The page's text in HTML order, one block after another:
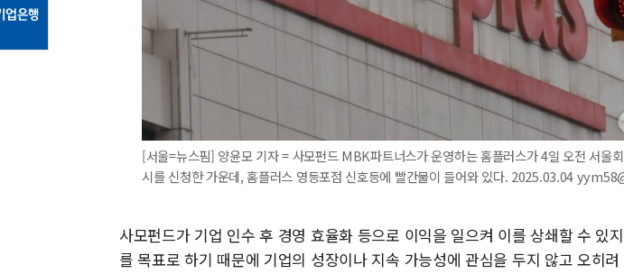
[서울=뉴스핌] 양윤모 기자 = 사모펀드 MBK파트너스가 운영하는 홈플러스가 4일 오전 서울
시를 신청한 가운데, 홈플러스 영등포점 신호등에 빨간불이 들어와 있다. 2025.03.04
사모펀드가 기업 인수 후 경영 효율화 등으로 이익을 일으켜 이를 상쇄할 수 있
를 목표로 하기 때문에 기업의 성장이나 지속 가능성에 관심을 두지 않고 오히